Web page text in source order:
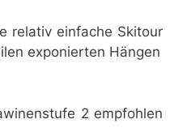
relativ einfache Skitour
exponierten Hängen
2 empfohlen